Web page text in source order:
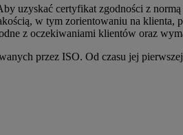
uzyskać certyfikat zgodności z
w tym zorientowaniu na
z oczekiwaniami klientów oraz
przez ISO. Od czasu jej